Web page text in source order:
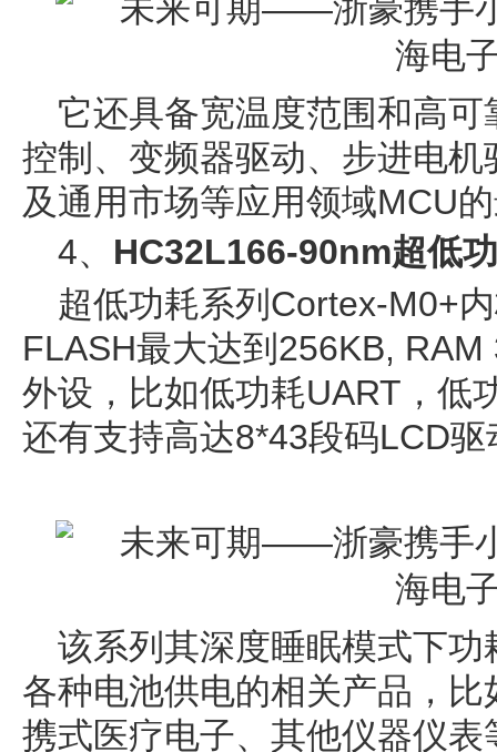
它还具备宽温度范围和高
控制、变频器驱动、步进电
及通用市场等应用领域MCU
4、 HC32L166-90nm超低
超低功耗系列Cortex-M0+
FLASH最大达到256KB,
外设，比如低功耗UART，低
还有支持高达8*43段码LCD驱
该系列其深度睡眠模式下
各种电池供电的相关产品，
携式医疗电子、其他仪器仪表